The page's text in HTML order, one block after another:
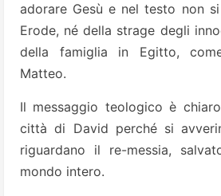
adorare Gesù e nel testo non
Erode, né della strage degli
della famiglia in Egitto,
Matteo.
Il messaggio teologico è
città di David perché si
riguardano il re-messia,
mondo intero.